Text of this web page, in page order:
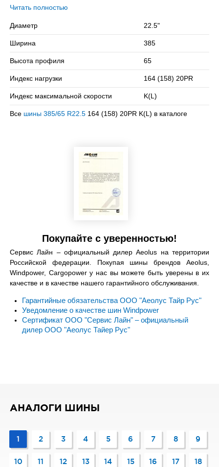
бескамерная шина с допустимой нагрузкой кг. на колесо и
Сомневаетесь в выборе? Позвоните нам – подберем
подходящий вариант!
Читать полностью
Диаметр 22.5"
Ширина 385
Высота профиля 65
Индекс нагрузки 164 (158) 20PR
Индекс максимальной скорости K(L)
Все шины 385/65 R22.5 164 (158) 20PR K(L) в каталоге
Покупайте с уверенностью!
Сервис Лайн – официальный дилер Aeolus на территории
Российской федерации. Покупая шины брендов Aeolus,
Windpower, Cargopower у нас вы можете быть уверены в их
качестве и в качестве нашего гарантийного обслуживания.
Гарантийные обязательства ООО "Аеолус Тайр Рус"
Уведомление о качестве шин Windpower
Сертификат ООО "Сервис Лайн" – официальный
дилер ООО "Аеолус Тайер Рус"
АНАЛОГИ ШИНЫ
1 2 3 4 5 6 7 8 9
10 11 12 13 14 15 16 17 18